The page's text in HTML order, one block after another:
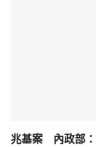
兆基案 內政部：